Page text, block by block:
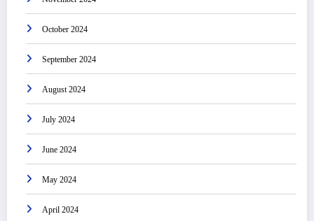
October 2024
September 2024
August 2024
July 2024
June 2024
May 2024
April 2024